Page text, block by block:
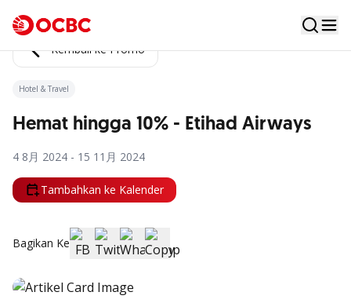
Kembali ke Promo
Hotel & Travel
Hemat hingga 10% - Etihad Airways
4 8月 2024 - 15 11月 2024
Tambahkan ke Kalender
Bagikan Ke